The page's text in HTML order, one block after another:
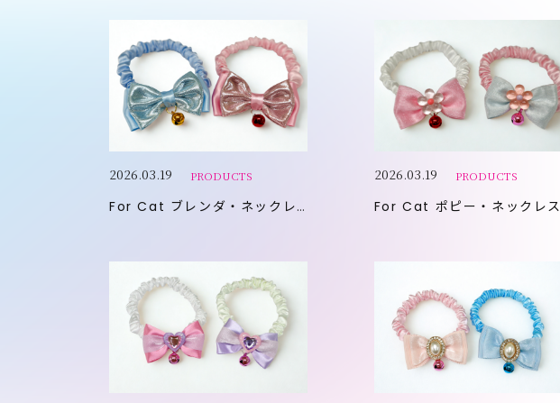
For Cat ブレンダ・ネックレス
2026.03.19 PRODUCTS
For Cat ポピー・ネックレス
2026.03.19 PRODUCTS